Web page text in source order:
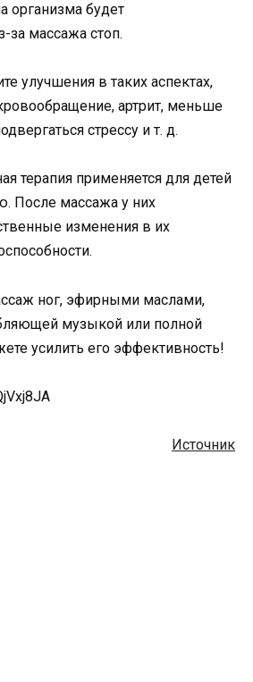
организма будет
за массажа стоп.
улучшения в таких аспектах,
артрит, меньше
стрессу и т. д.
терапия применяется для детей
После массажа у них
изменения в их
ног, эфирными маслами,
музыкой или полной
усилить его эффективность!
Источник